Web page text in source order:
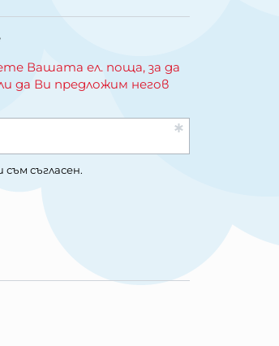
Вашата ел. поща, за да
да Ви предложим негов
съм съгласен.